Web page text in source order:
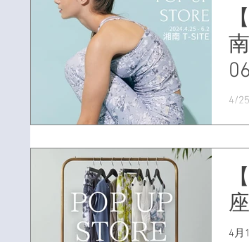
4/
並
4月